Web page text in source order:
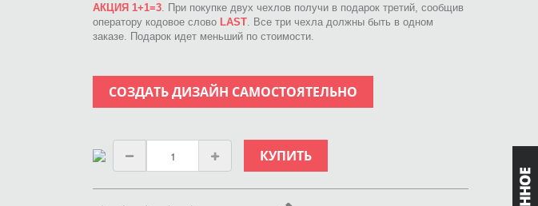
АКЦИЯ 1+1=3. При покупке двух чехлов получи в подарок третий, сообщив
оператору кодовое слово LAST. Все три чехла должны быть в одном
заказе. Подарок идет меньший по стоимости.
СОЗДАТЬ ДИЗАЙН САМОСТОЯТЕЛЬНО
КУПИТЬ